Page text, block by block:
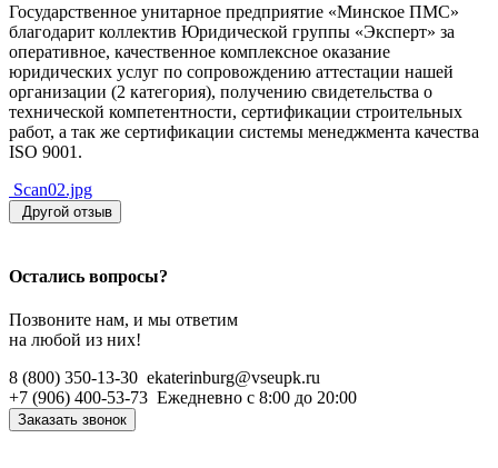
Государственное унитарное предприятие «Минское ПМС»
благодарит коллектив Юридической группы «Эксперт» за
оперативное, качественное комплексное оказание
юридических услуг по сопровождению аттестации нашей
организации (2 категория), получению свидетельства о
технической компетентности, сертификации строительных
работ, а так же сертификации системы менеджмента качества
ISO 9001.
Scan02.jpg
Другой отзыв
Остались вопросы?
Позвоните нам, и мы ответим
на любой из них!
8 (800) 350-13-30 ekaterinburg@vseupk.ru
+7 (906) 400-53-73 Ежедневно с 8:00 до 20:00
Заказать звонок